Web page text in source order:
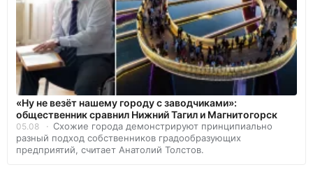
«Ну не везёт нашему городу с заводчиками»:
общественник сравнил Нижний Тагил и Магнитогорск
05.08
Схожие города демонстрируют принципиально
разный подход собственников градообразующих
предприятий, считает Анатолий Толстов.